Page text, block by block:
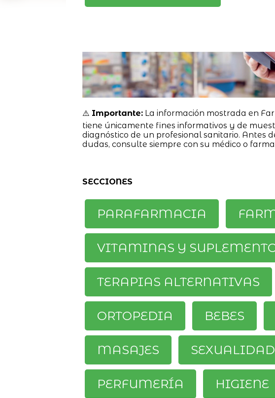
⚠️ Importante:La información mostrada en
tiene únicamente fines informativos y de
diagnóstico de un profesional sanitario. Antes
dudas, consulte siempre con su médico o
SECCIONES
PARAFARMACIA
VITAMINAS Y
TERAPIAS ALTERNATIVAS
ORTOPEDIA BEBES
MASAJES SEXUALIDAD
PERFUMERÍA HIGIENE